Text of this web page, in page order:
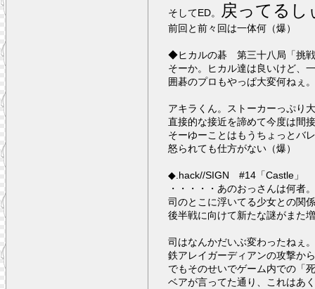
そしてED。 戻ってるし
前回と前々回は一体何（爆）
◆ヒカルの碁 第三十八局「挑
そーか。ヒカル達は良いけど、
囲碁のプロもやっぱ大変何ねぇ
アキラくん。ストーカーっぷり
直接的な接近を諦めて今度は間
そーゆーことはもうちょっとバ
怒られても仕方がない（爆）
◆.hack//SIGN #14「Castle」
・・・・・あのおっさんは何者
司のとこに浮いてる少女との関
後半戦に向けて新たな謎がまた
司はなんかだいぶ変わったねぇ
鉄アレイガーディアンの攻撃か
でもそのせいでゲーム内での「
ベアが言ってた通り、これはあ